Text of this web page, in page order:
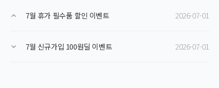
7월 휴가 필수품 할인 이벤트 2026-07-01
7월 신규가입 100원딜 이벤트 2026-07-01